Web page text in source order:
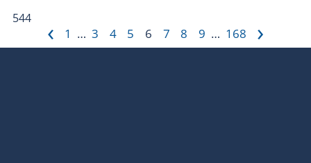
544
‹ 1 … 3 4 5 6 7 8 9 … 168 ›